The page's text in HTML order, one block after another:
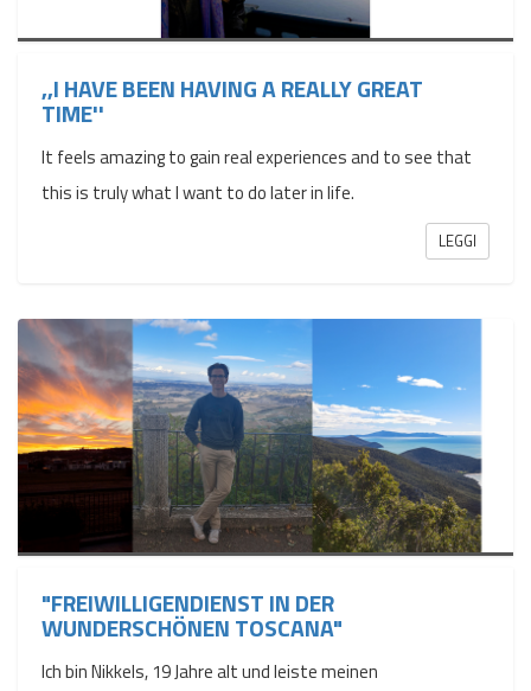
,,I HAVE BEEN HAVING A REALLY GREAT
TIME''
It feels amazing to gain real experiences and to see that
this is truly what I want to do later in life.
LEGGI
"FREIWILLIGENDIENST IN DER
WUNDERSCHÖNEN TOSCANA"
Ich bin Nikkels, 19 Jahre alt und leiste meinen